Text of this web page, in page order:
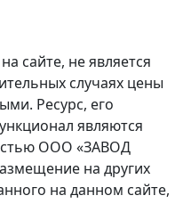
сайте, не является
случаях цены
Ресурс, его
являются
ООО «ЗАВОД
на других
на данном сайте,